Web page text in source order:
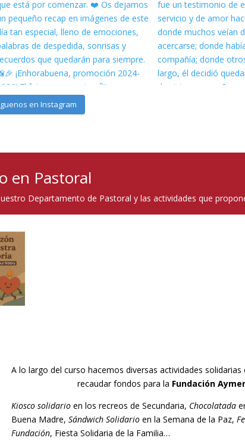
en Instagram
en Pastoral
Departamento de Pastoral y las actividades que
A lo largo del curso hacemos diversas actividades
recaudar fondos para la Fundación Aymer
Kiosco solidarioen los recreos de Secundaria, Chocolatada
Buena Madre, Sándwich Solidarioen la Semana de la Paz,
Fundación, Fiesta Solidaria de la Familia…